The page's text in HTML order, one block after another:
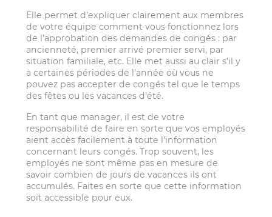
Elle permet d’expliquer clairement aux membres
de votre équipe comment vous fonctionnez lors
de l’approbation des demandes de congés : par
ancienneté, premier arrivé premier servi, par
situation familiale, etc. Elle met aussi au clair s’il y
a certaines périodes de l’année où vous ne
pouvez pas accepter de congés tel que le temps
des fêtes ou les vacances d’été.
En tant que manager, il est de votre
responsabilité de faire en sorte que vos employés
aient accès facilement à toute l’information
concernant leurs congés. Trop souvent, les
employés ne sont même pas en mesure de
savoir combien de jours de vacances ils ont
accumulés. Faites en sorte que cette information
soit accessible pour eux.